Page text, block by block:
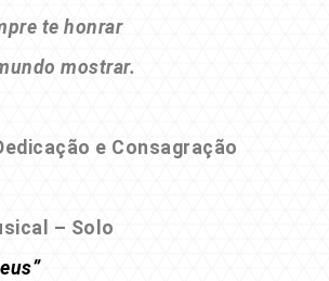
te honrar
mostrar.
e Consagração
– Solo